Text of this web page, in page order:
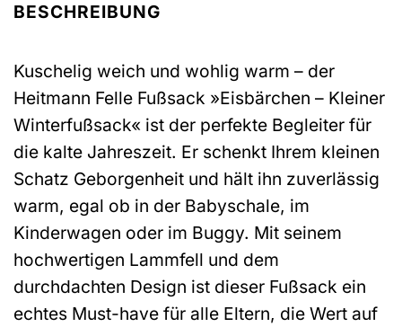
BESCHREIBUNG
Kuschelig weich und wohlig warm – der
Heitmann Felle Fußsack »Eisbärchen – Kleiner
Winterfußsack« ist der perfekte Begleiter für
die kalte Jahreszeit. Er schenkt Ihrem kleinen
Schatz Geborgenheit und hält ihn zuverlässig
warm, egal ob in der Babyschale, im
Kinderwagen oder im Buggy. Mit seinem
hochwertigen Lammfell und dem
durchdachten Design ist dieser Fußsack ein
echtes Must-have für alle Eltern, die Wert auf